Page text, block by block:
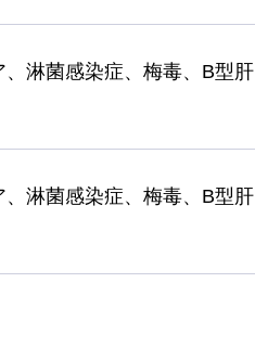
淋菌感染症、梅毒、B型肝
淋菌感染症、梅毒、B型肝